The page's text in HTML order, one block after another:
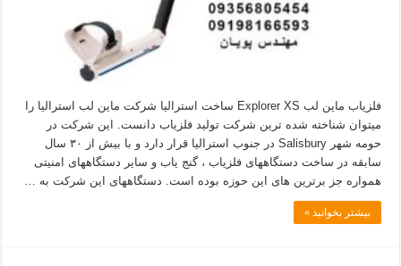
فلزیاب ماین لب Explorer XS ساخت استرالیا شرکت ماین لب استرالیا را
میتوان شناخته شده ترین شرکت تولید فلزیاب دانست. این شرکت در
حومه شهر Salisbury در جنوب استرالیا قرار دارد و با بیش از ۳۰ سال
سابقه در ساخت دستگاههای فلزیاب ، گنج یاب و سایر دستگاههای امنیتی
همواره جز برترین های این حوزه بوده است. دستگاههای این شرکت به …
بیشتر بخوانید »